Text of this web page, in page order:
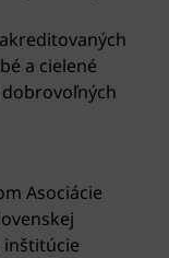
a cielené
Asociácie
inštitúcie